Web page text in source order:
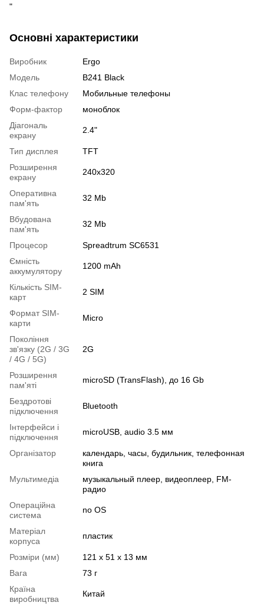
"
Основні характеристики
Виробник
Ergo
Модель
B241 Black
Клас телефону
Мобильные телефоны
Форм-фактор
моноблок
Діагональ
екрану
2.4"
Тип дисплея
TFT
Розширення
екрану
240x320
Оперативна
пам'ять
32 Mb
Вбудована
пам'ять
32 Mb
Процесор
Spreadtrum SC6531
Ємність
аккумулятору
1200 mAh
Кількість SIM-
карт
2 SIM
Формат SIM-
карти
Micro
Покоління
зв'язку (2G / 3G
/ 4G / 5G)
2G
Розширення
пам'яті
microSD (TransFlash), до 16 Gb
Бездротові
підключення
Bluetooth
Інтерфейси і
підключення
microUSB, audio 3.5 мм
Організатор
календарь, часы, будильник, телефонная
книга
Мультимедіа
музыкальный плеер, видеоплеер, FM-
радио
Операційна
система
no OS
Матеріал
корпуса
пластик
Розміри (мм)
121 x 51 x 13 мм
Вага
73 г
Країна
виробництва
Китай